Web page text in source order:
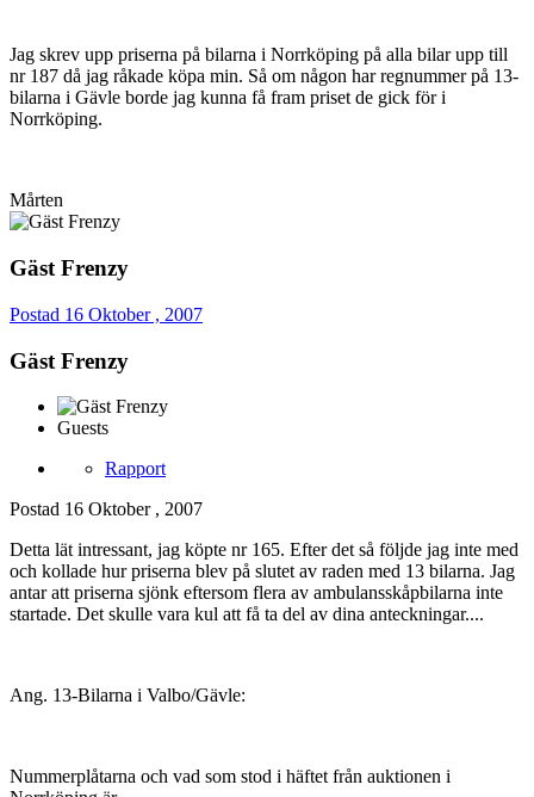
Jag skrev upp priserna på bilarna i Norrköping på alla bilar upp till
nr 187 då jag råkade köpa min. Så om någon har regnummer på 13-
bilarna i Gävle borde jag kunna få fram priset de gick för i
Norrköping.
Mårten
Gäst Frenzy
Postad 16 Oktober , 2007
Gäst Frenzy
Guests
Rapport
Postad 16 Oktober , 2007
Detta lät intressant, jag köpte nr 165. Efter det så följde jag inte med
och kollade hur priserna blev på slutet av raden med 13 bilarna. Jag
antar att priserna sjönk eftersom flera av ambulansskåpbilarna inte
startade. Det skulle vara kul att få ta del av dina anteckningar....
Ang. 13-Bilarna i Valbo/Gävle:
Nummerplåtarna och vad som stod i häftet från auktionen i